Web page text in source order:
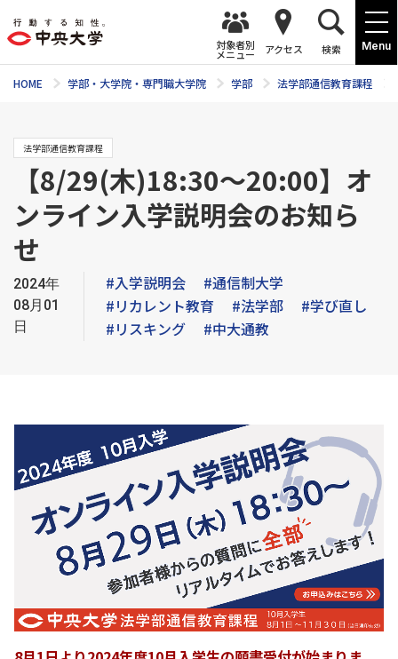
Menu
対象者別
メニュー アクセス 検索
HOME 学部・大学院・専門職大学院 学部 法学部通信教育課程
法学部通信教育課程
【8/29(木)18:30～20:00】オ
ンライン入学説明会のお知ら
せ
2024年
08月01
日
#入学説明会
#通信制大学
#リカレント教育
#法学部
#学び直し
#リスキング
#中大通教